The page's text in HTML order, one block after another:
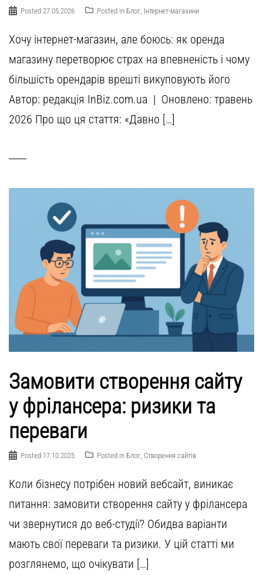
Posted 27.05.2026 Posted in Блог, Інтернет-магазини
Хочу інтернет-магазин, але боюсь: як оренда
магазину перетворює страх на впевненість і чому
більшість орендарів врешті викуповують його
Автор: редакція InBiz.com.ua | Оновлено: травень
2026 Про що ця стаття: «Давно […]
Замовити створення сайту
у фрілансера: ризики та
переваги
Posted 17.10.2025 Posted in Блог Створення сайтів
Коли бізнесу потрібен новий вебсайт, виникає
питання: замовити створення сайту у фрілансера
чи звернутися до веб-студії? Обидва варіанти
мають свої переваги та ризики. У цій статті ми
розглянемо, що очікувати […]